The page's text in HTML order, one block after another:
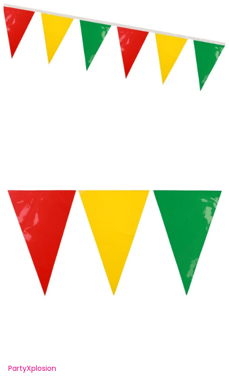
PartyXplosion